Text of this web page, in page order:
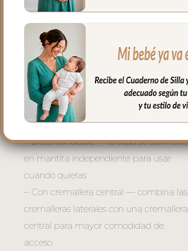
con cuatro modelos de sacos para silla:
Global, Universal, Recto y Gemelar. Así
cada mama puede elegir el que mejor se
adapte a su silla.
Además, cada modelo está disponible en
tres versiones:
– Normal — el saco clásico con doble
cremallera lateral
– Desenfundable — la tapa se convierte
en mantita independiente para usar
cuando quieras
– Con cremallera central — combina las
cremalleras laterales con una cremallera
central para mayor comodidad de
acceso